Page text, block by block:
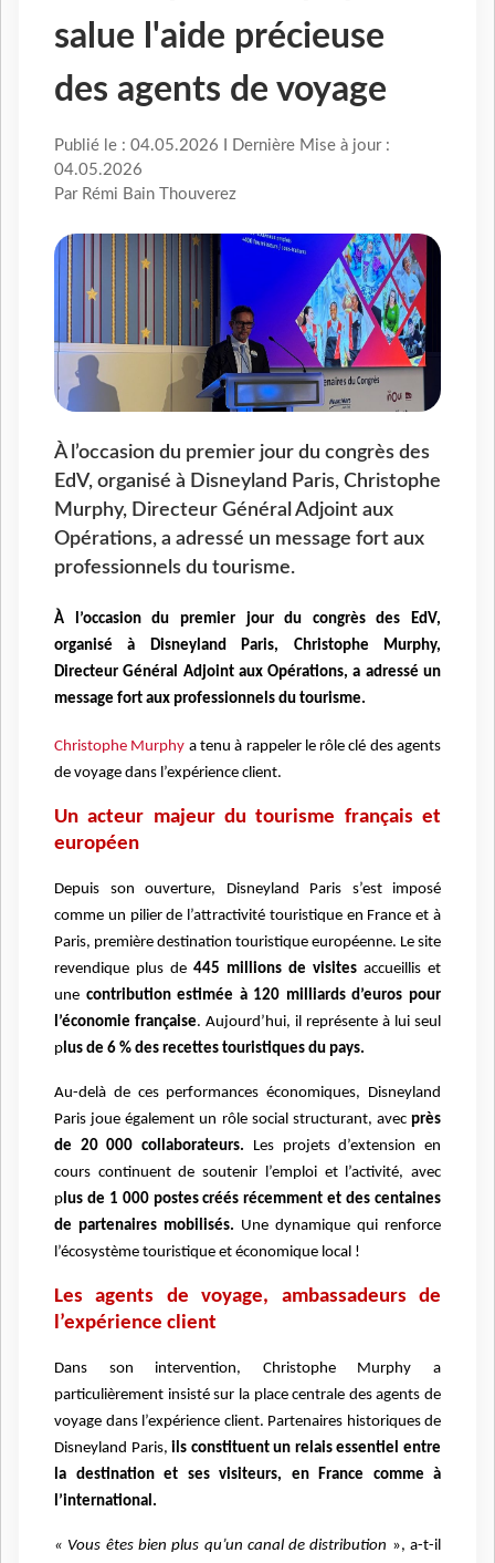
salue l'aide précieuse
des agents de voyage
Publié le : 04.05.2026 I Dernière Mise à jour :
04.05.2026
Par Rémi Bain Thouverez
À l’occasion du premier jour du congrès des
EdV, organisé à Disneyland Paris, Christophe
Murphy, Directeur Général Adjoint aux
Opérations, a adressé un message fort aux
professionnels du tourisme.
À l’occasion du premier jour du congrès des EdV,
organisé à Disneyland Paris, Christophe Murphy,
Directeur Général Adjoint aux Opérations, a adressé un
message fort aux professionnels du tourisme.
Christophe Murphy a tenu à rappeler le rôle clé des agents
de voyage dans l’expérience client.
Un acteur majeur du tourisme français et
européen
Depuis son ouverture, Disneyland Paris s’est imposé
comme un pilier de l’attractivité touristique en France et à
Paris, première destination touristique européenne. Le site
revendique plus de 445 millions de visites accueillis et
une contribution estimée à 120 milliards d’euros pour
l’économie française. Aujourd’hui, il représente à lui seul
plus de 6 % des recettes touristiques du pays.
Au-delà de ces performances économiques, Disneyland
Paris joue également un rôle social structurant, avec près
de 20 000 collaborateurs. Les projets d’extension en
cours continuent de soutenir l’emploi et l’activité, avec
plus de 1 000 postes créés récemment et des centaines
de partenaires mobilisés. Une dynamique qui renforce
l’écosystème touristique et économique local !
Les agents de voyage, ambassadeurs de
l’expérience client
Dans son intervention, Christophe Murphy a
particulièrement insisté sur la place centrale des agents de
voyage dans l’expérience client. Partenaires historiques de
Disneyland Paris, ils constituent un relais essentiel entre
la destination et ses visiteurs, en France comme à
l’international.
« Vous êtes bien plus qu’un canal de distribution », a-t-il